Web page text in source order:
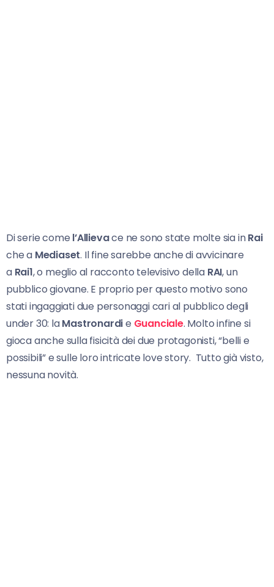
Di serie come l’Allievace ne sono state molte sia inRai
che a Mediaset. Il fine sarebbe anche di avvicinare
a Rai1, o meglio al racconto televisivo della RAI, un
pubblico giovane. E proprio per questo motivo sono
stati ingaggiati due personaggi cari al pubblico degli
under 30: laMastronardie Guanciale. Molto infine si
gioca anche sulla fisicità dei due protagonisti, “belli e
possibili” e sulle loro intricate love story. Tutto già visto,
nessuna novità.